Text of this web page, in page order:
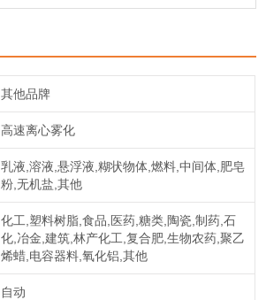
其他品牌
高速离心雾化
乳液,溶液,悬浮液,糊状物体,燃料,中间体,肥皂
粉,无机盐,其他
化工,塑料树脂,食品,医药,糖类,陶瓷,制药,石
化,冶金,建筑,林产化工,复合肥,生物农药,聚乙
烯蜡,电容器料,氧化铝,其他
自动